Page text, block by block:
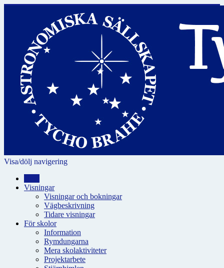
Visa/dölj navigering
Visningar
Visningar och bokningar
Vägbeskrivning
Tidare visningar
För skolor
Information
Rymdungarna
Mera skolaktiviteter
Projektarbete